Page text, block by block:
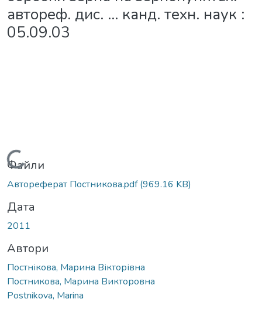
автореф. дис. ... канд. техн. наук :
05.09.03
Вантажиться...
Файли
Автореферат Постникова.pdf(969.16 KB)
Дата
2011
Автори
Постнікова, Марина Вікторівна
Постникова, Марина Викторовна
Postnikova, Marina